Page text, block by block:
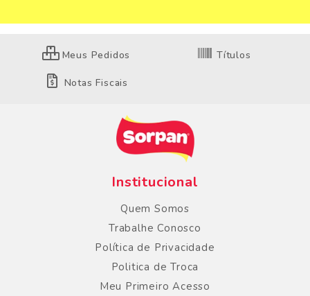
Meus Pedidos Títulos
Notas Fiscais
Institucional
Quem Somos
Trabalhe Conosco
Política de Privacidade
Politica de Troca
Meu Primeiro Acesso